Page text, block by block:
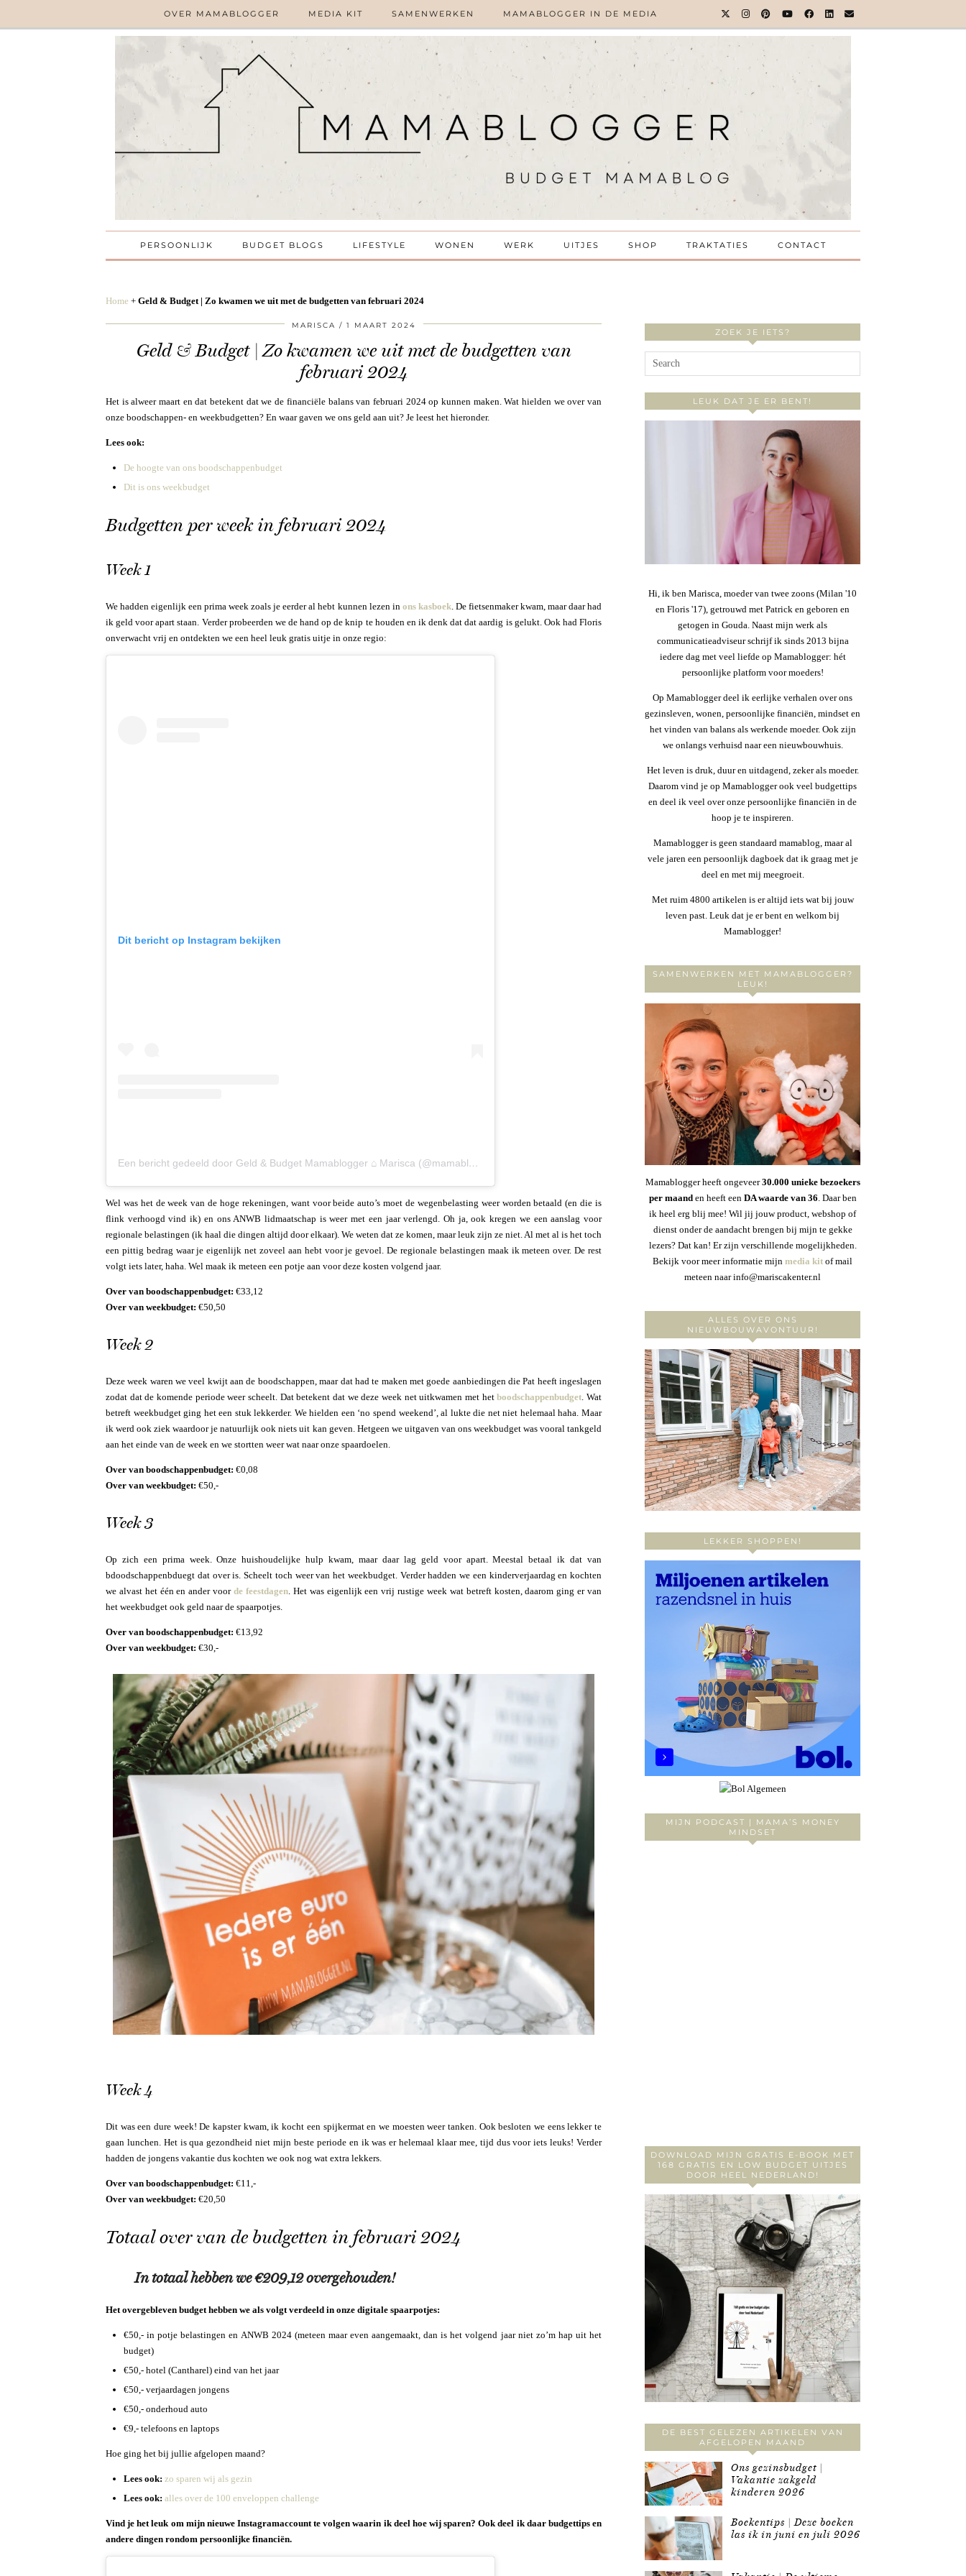
OVER MAMABLOGGER MEDIA KIT SAMENWERKEN MAMABLOGGER IN DE MEDIA
PERSOONLIJK BUDGET BLOGS LIFESTYLE WONEN WERK UITJES SHOP TRAKTATIES CONTACT
Home + Geld & Budget | Zo kwamen we uit met de budgetten van februari 2024
MARISCA 1 MAART 2024
Geld & Budget | Zo kwamen we uit met de budgetten van
februari 2024
Het is alweer maart en dat betekent dat we de financiële balans van februari 2024 op kunnen maken. Wat hielden we over van
onze boodschappen- en weekbudgetten? En waar gaven we ons geld aan uit? Je leest het hieronder.
Lees ook:
De hoogte van ons boodschappenbudget
Dit is ons weekbudget
Budgetten per week in februari 2024
Week 1
We hadden eigenlijk een prima week zoals je eerder al hebt kunnen lezen in ons kasboek. De fietsenmaker kwam, maar daar had
ik geld voor apart staan. Verder probeerden we de hand op de knip te houden en ik denk dat dat aardig is gelukt. Ook had Floris
onverwacht vrij en ontdekten we een heel leuk gratis uitje in onze regio:
Dit bericht op Instagram bekijken
Een bericht gedeeld door Geld & Budget Mamablogger ⌂ Marisca (@mamablogger.nl)
Wel was het de week van de hoge rekeningen, want voor beide auto’s moet de wegenbelasting weer worden betaald (en die is
flink verhoogd vind ik) en ons ANWB lidmaatschap is weer met een jaar verlengd. Oh ja, ook kregen we een aanslag voor
regionale belastingen (ik haal die dingen altijd door elkaar). We weten dat ze komen, maar leuk zijn ze niet. Al met al is het toch
een pittig bedrag waar je eigenlijk net zoveel aan hebt voor je gevoel. De regionale belastingen maak ik meteen over. De rest
volgt iets later, haha. Wel maak ik meteen een potje aan voor deze kosten volgend jaar.
Over van boodschappenbudget: €33,12
Over van weekbudget: €50,50
Week 2
Deze week waren we veel kwijt aan de boodschappen, maar dat had te maken met goede aanbiedingen die Pat heeft ingeslagen
zodat dat de komende periode weer scheelt. Dat betekent dat we deze week net uitkwamen met hetboodschappenbudget . Wat
betreft weekbudget ging het een stuk lekkerder. We hielden een ‘no spend weekend’, al lukte die net niet helemaal haha. Maar
ik werd ook ziek waardoor je natuurlijk ook niets uit kan geven. Hetgeen we uitgaven van ons weekbudget was vooral tankgeld
aan het einde van de week en we stortten weer wat naar onze spaardoelen.
Over van boodschappenbudget: €0,08
Over van weekbudget: €50,-
Week 3
Op zich een prima week. Onze huishoudelijke hulp kwam, maar daar lag geld voor apart. Meestal betaal ik dat van
bdoodschappenbduegt dat over is. Scheelt toch weer van het weekbudget. Verder hadden we een kinderverjaardag en kochten
we alvast het één en ander voorde feestdagen. Het was eigenlijk een vrij rustige week wat betreft kosten, daarom ging er van
het weekbudget ook geld naar de spaarpotjes.
Over van boodschappenbudget: €13,92
Over van weekbudget: €30,-
Week 4
Dit was een dure week! De kapster kwam, ik kocht een spijkermat en we moesten weer tanken. Ook besloten we eens lekker te
gaan lunchen. Het is qua gezondheid niet mijn beste periode en ik was er helemaal klaar mee, tijd dus voor iets leuks! Verder
hadden de jongens vakantie dus kochten we ook nog wat extra lekkers.
Over van boodschappenbudget: €11,-
Over van weekbudget: €20,50
Totaal over van de budgetten in februari 2024
In totaal hebben we €209,12 overgehouden!
Het overgebleven budget hebben we als volgt verdeeld in onze digitale spaarpotjes:
€50,- in potje belastingen en ANWB 2024 (meteen maar even aangemaakt, dan is het volgend jaar niet zo’m hap uit het
budget)
€50,- hotel (Cantharel) eind van het jaar
€50,- verjaardagen jongens
€50,- onderhoud auto
€9,- telefoons en laptops
Hoe ging het bij jullie afgelopen maand?
Lees ook: zo sparen wij als gezin
Lees ook: alles over de 100 enveloppen challenge
Vind je het leuk om mijn nieuwe Instagramaccount te volgen waarin ik deel hoe wij sparen? Ook deel ik daar budgettips en
andere dingen rondom persoonlijke financiën.
ZOEK JE IETS?
LEUK DAT JE ER BENT!
Hi, ik ben Marisca, moeder van twee zoons (Milan '10
en Floris '17), getrouwd met Patrick en geboren en
getogen in Gouda. Naast mijn werk als
communicatieadviseur schrijf ik sinds 2013 bijna
iedere dag met veel liefde op Mamablogger: hét
persoonlijke platform voor moeders!
Op Mamablogger deel ik eerlijke verhalen over ons
gezinsleven, wonen, persoonlijke financiën, mindset en
het vinden van balans als werkende moeder. Ook zijn
we onlangs verhuisd naar een nieuwbouwhuis.
Het leven is druk, duur en uitdagend, zeker als moeder.
Daarom vind je op Mamablogger ook veel budgettips
en deel ik veel over onze persoonlijke financiën in de
hoop je te inspireren.
Mamablogger is geen standaard mamablog, maar al
vele jaren een persoonlijk dagboek dat ik graag met je
deel en met mij meegroeit.
Met ruim 4800 artikelen is er altijd iets wat bij jouw
leven past. Leuk dat je er bent en welkom bij
Mamablogger!
SAMENWERKEN MET MAMABLOGGER?
LEUK!
Mamablogger heeft ongeveer30.000 unieke bezoekers
per maanden heeft een DA waarde van 36. Daar ben
ik heel erg blij mee! Wil jij jouw product, webshop of
dienst onder de aandacht brengen bij mijn te gekke
lezers? Dat kan! Er zijn verschillende mogelijkheden.
Bekijk voor meer informatie mijn media kit of mail
meteen naar info@mariscakenter.nl
ALLES OVER ONS
NIEUWBOUWAVONTUUR!
LEKKER SHOPPEN!
MIJN PODCAST | MAMA’S MONEY
MINDSET
DOWNLOAD MIJN GRATIS E-BOOK MET
168 GRATIS EN LOW BUDGET UITJES
DOOR HEEL NEDERLAND!
DE BEST GELEZEN ARTIKELEN VAN
AFGELOPEN MAAND
Ons gezinsbudget |
Vakantie zakgeld
kinderen 2026
Boekentips | Deze boeken
las ik in juni en juli 2026